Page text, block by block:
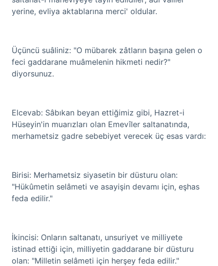
yerine, evliya aktablarına merci' oldular.
Üçüncü suâliniz: "O mübarek zâtların başına gelen o
feci gaddarane muâmelenin hikmeti nedir?"
diyorsunuz.
Elcevab: Sâbıkan beyan ettiğimiz gibi, Hazret-i
Hüseyin'in muarızları olan Emevîler saltanatında,
merhametsiz gadre sebebiyet verecek üç esas vardı:
Birisi: Merhametsiz siyasetin bir düsturu olan:
"Hükûmetin selâmeti ve asayişin devamı için, eşhas
feda edilir."
İkincisi: Onların saltanatı, unsuriyet ve milliyete
istinad ettiği için, milliyetin gaddarane bir düsturu
olan: "Milletin selâmeti için herşey feda edilir."